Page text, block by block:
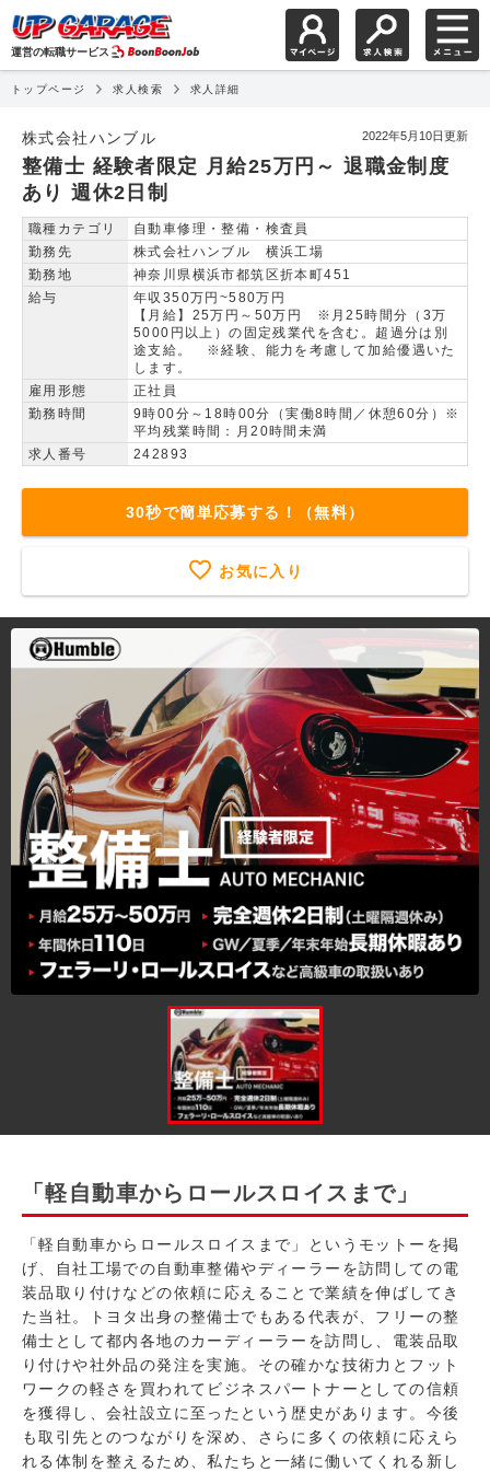
運営の転職サービス
トップページ 求人検索 求人詳細
株式会社ハンブル 2022年5月10日更新
整備士 経験者限定 月給25万円～ 退職金制度
あり 週休2日制
職種カテゴリ
自動車修理・整備・検査員
勤務先
株式会社ハンブル 横浜工場
勤務地
神奈川県横浜市都筑区折本町451
給与
年収350万円~580万円
【月給】25万円～50万円 ※月25時間分（3万
5000円以上）の固定残業代を含む。超過分は別
途支給。 ※経験、能力を考慮して加給優遇いた
します。
雇用形態
正社員
勤務時間
9時00分～18時00分（実働8時間／休憩60分）※
平均残業時間：月20時間未満
求人番号
242893
30秒で簡単応募する！（無料）
お気に入り
「軽自動車からロールスロイスまで」
「軽自動車からロールスロイスまで」というモットーを掲
げ、自社工場での自動車整備やディーラーを訪問しての電
装品取り付けなどの依頼に応えることで業績を伸ばしてき
た当社。トヨタ出身の整備士でもある代表が、フリーの整
備士として都内各地のカーディーラーを訪問し、電装品取
り付けや社外品の発注を実施。その確かな技術力とフット
ワークの軽さを買われてビジネスパートナーとしての信頼
を獲得し、会社設立に至ったという歴史があります。今後
も取引先とのつながりを深め、さらに多くの依頼に応えら
れる体制を整えるため、私たちと一緒に働いてくれる新し